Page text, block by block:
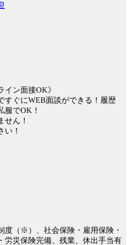
イン面接OK》
すぐにWEB面談ができる！履歴
服でOK！
せん！
い！
度（※）、社会保険・雇用保険・
労災保険完備、残業、休出手当有